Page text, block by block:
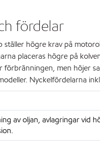
fördelar
högre krav på
placeras högre på
men höjer
Nyckelfördelarna
av oljan, avlagringar vid